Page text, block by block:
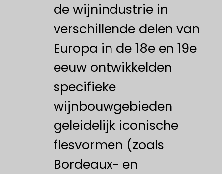
de wijnindustrie in
verschillende delen van
Europa in de 18e en 19e
eeuw ontwikkelden
specifieke
wijnbouwgebieden
geleidelijk iconische
flesvormen (zoals
Bordeaux- en